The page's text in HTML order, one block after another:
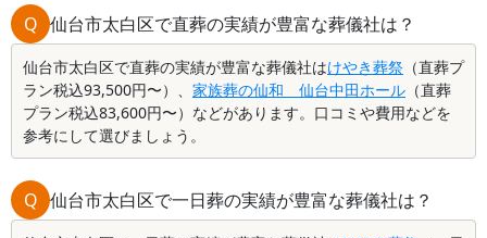
Q 仙台市太白区で直葬の実績が豊富な葬儀社は？
仙台市太白区で直葬の実績が豊富な葬儀社はけやき葬祭 （直葬プ
ラン税込93,500円〜）、 家族葬の仙和 仙台中田ホール （直葬
プラン税込83,600円〜）などがあります。口コミや費用などを
参考にして選びましょう。
Q 仙台市太白区で一日葬の実績が豊富な葬儀社は？